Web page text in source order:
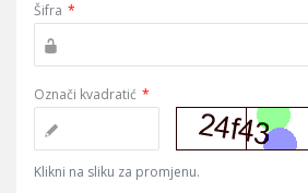
Šifra *
Označi kvadratić *
Klikni na sliku za promjenu.